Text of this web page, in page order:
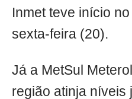
Inmet teve início
sexta-feira (20).
Já a MetSul
região atinja níveis